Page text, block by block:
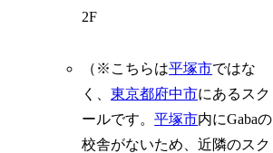
2F
（※こちらは平塚市ではな
く、東京都府中市にあるスク
ールです。平塚市内にGabaの
校舎がないため、近隣のスク